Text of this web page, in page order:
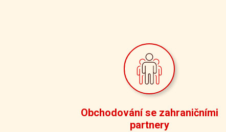
Obchodování se zahraničními
partnery